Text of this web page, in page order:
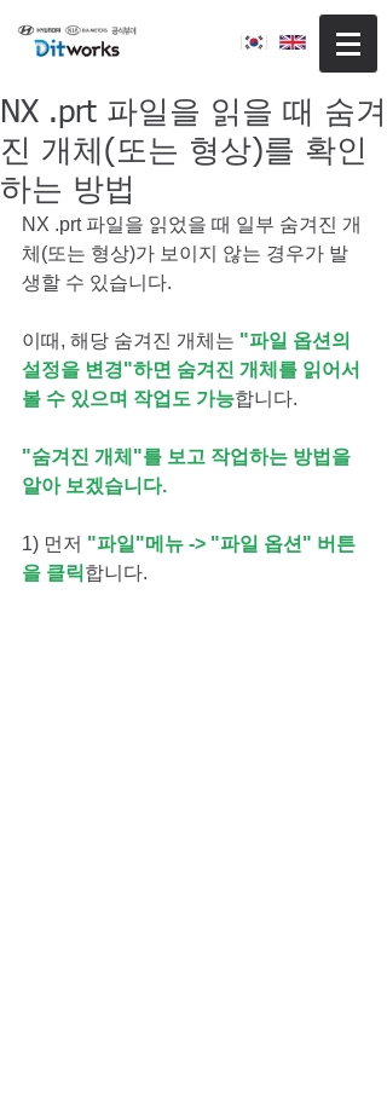
NX .prt 파일을 읽을 때 숨겨
진 개체(또는 형상)를 확인
하는 방법
NX .prt 파일을 읽었을 때 일부 숨겨진 개
체(또는 형상)가 보이지 않는 경우가 발
생할 수 있습니다.
이때, 해당 숨겨진 개체는 "파일 옵션의
설정을 변경"하면 숨겨진 개체를 읽어서
볼 수 있으며 작업도 가능합니다.
"숨겨진 개체"를 보고 작업하는 방법을
알아 보겠습니다.
1) 먼저 "파일"메뉴 -> "파일 옵션" 버튼
을 클릭합니다.